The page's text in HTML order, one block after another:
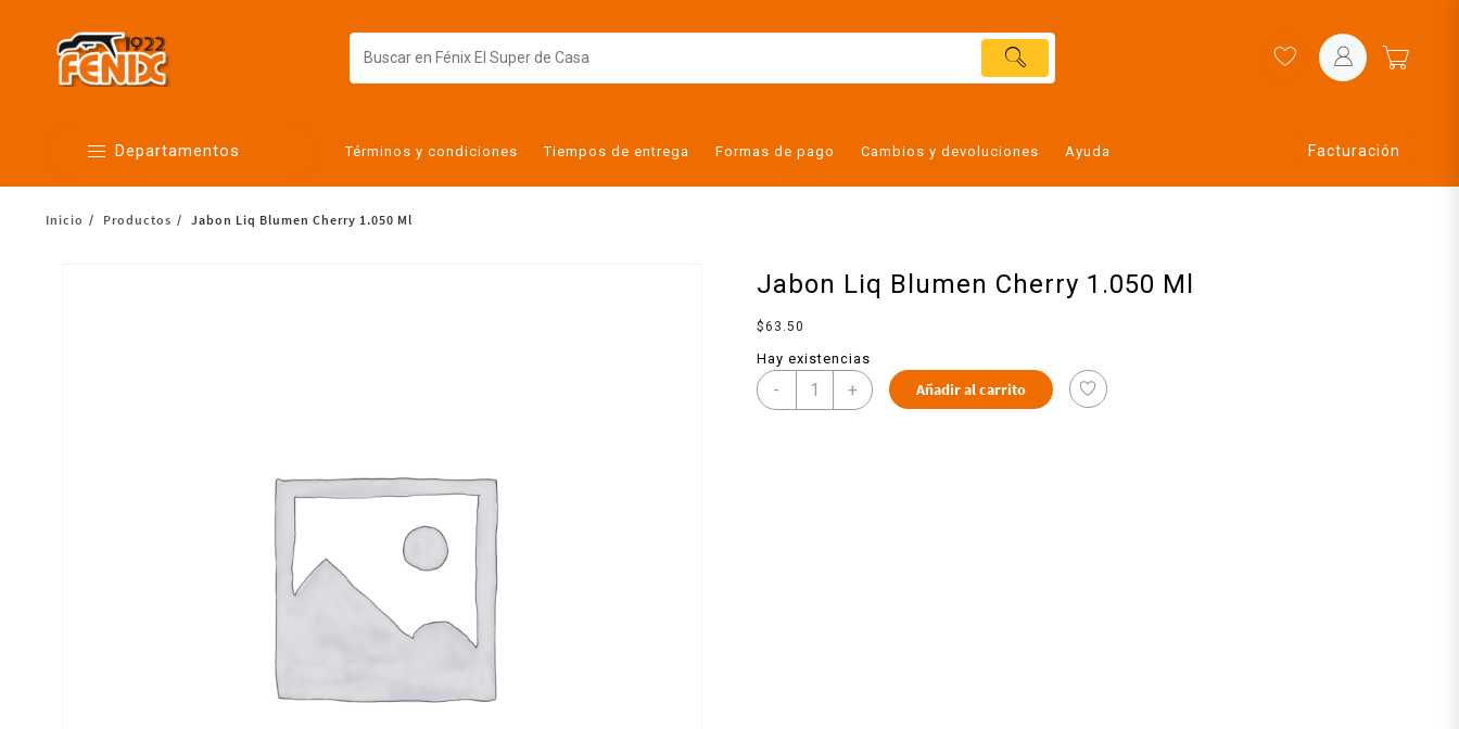
Departamentos
Alimentos
Términos y condiciones Tiempos de entrega Formas de pago Cambios y devoluciones Ayuda Facturación
Inicio Productos Jabon Liq Blumen Cherry 1.050 Ml
Jabon Liq Blumen Cherry 1.050 Ml
$63.50
Hay existencias
- + Añadir al carrito